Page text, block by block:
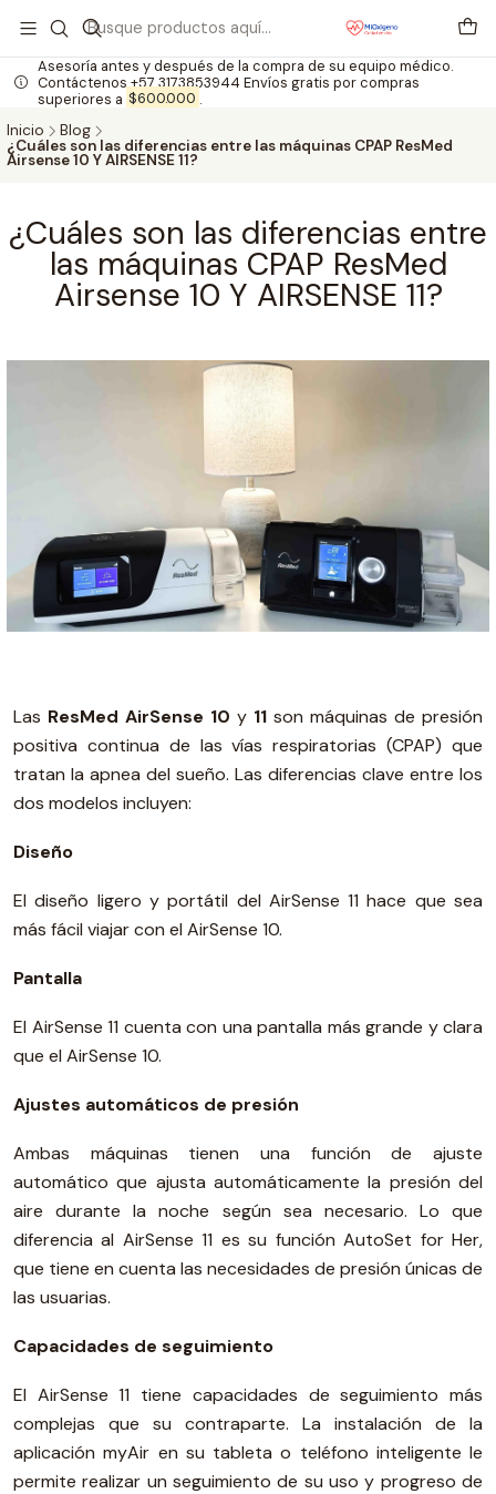
Asesoría antes y después de la compra de su equipo médico.
Contáctenos +57 3173853944 Envíos gratis por compras
superiores a $600.000 .
Inicio
Blog
¿Cuáles son las diferencias entre las máquinas CPAP ResMed
Airsense 10 Y AIRSENSE 11?
¿Cuáles son las diferencias entre
las máquinas CPAP ResMed
Airsense 10 Y AIRSENSE 11?
Las ResMed AirSense 10 y 11 son máquinas de presión
positiva continua de las vías respiratorias (CPAP) que
tratan la apnea del sueño. Las diferencias clave entre los
dos modelos incluyen:
Diseño
El diseño ligero y portátil del AirSense 11 hace que sea
más fácil viajar con el AirSense 10.
Pantalla
El AirSense 11 cuenta con una pantalla más grande y clara
que el AirSense 10.
Ajustes automáticos de presión
Ambas máquinas tienen una función de ajuste
automático que ajusta automáticamente la presión del
aire durante la noche según sea necesario. Lo que
diferencia al AirSense 11 es su función AutoSet for Her,
que tiene en cuenta las necesidades de presión únicas de
las usuarias.
Capacidades de seguimiento
El AirSense 11 tiene capacidades de seguimiento más
complejas que su contraparte. La instalación de la
aplicación myAir en su tableta o teléfono inteligente le
permite realizar un seguimiento de su uso y progreso de